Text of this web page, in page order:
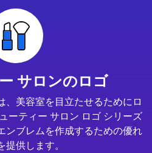
サロンのロゴ
、美容室を目立たせるためにロ
ーティー サロン ロゴ シリーズ
ンブレムを作成するための優れ
提供します。